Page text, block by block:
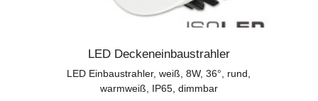
LED Deckeneinbaustrahler
LED Einbaustrahler, weiß, 8W, 36°, rund,
warmweiß, IP65, dimmbar